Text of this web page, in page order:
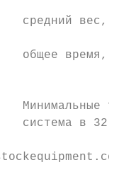
средний вес,
общее время,
Минимальные
система в 32 &